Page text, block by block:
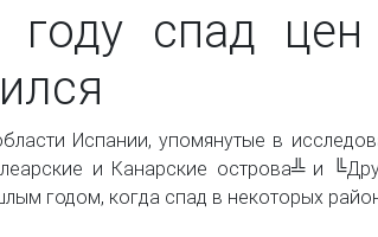
году спад
Испании, упомянутые в
и Канарские острова╩ и
годом, когда спад в некоторых